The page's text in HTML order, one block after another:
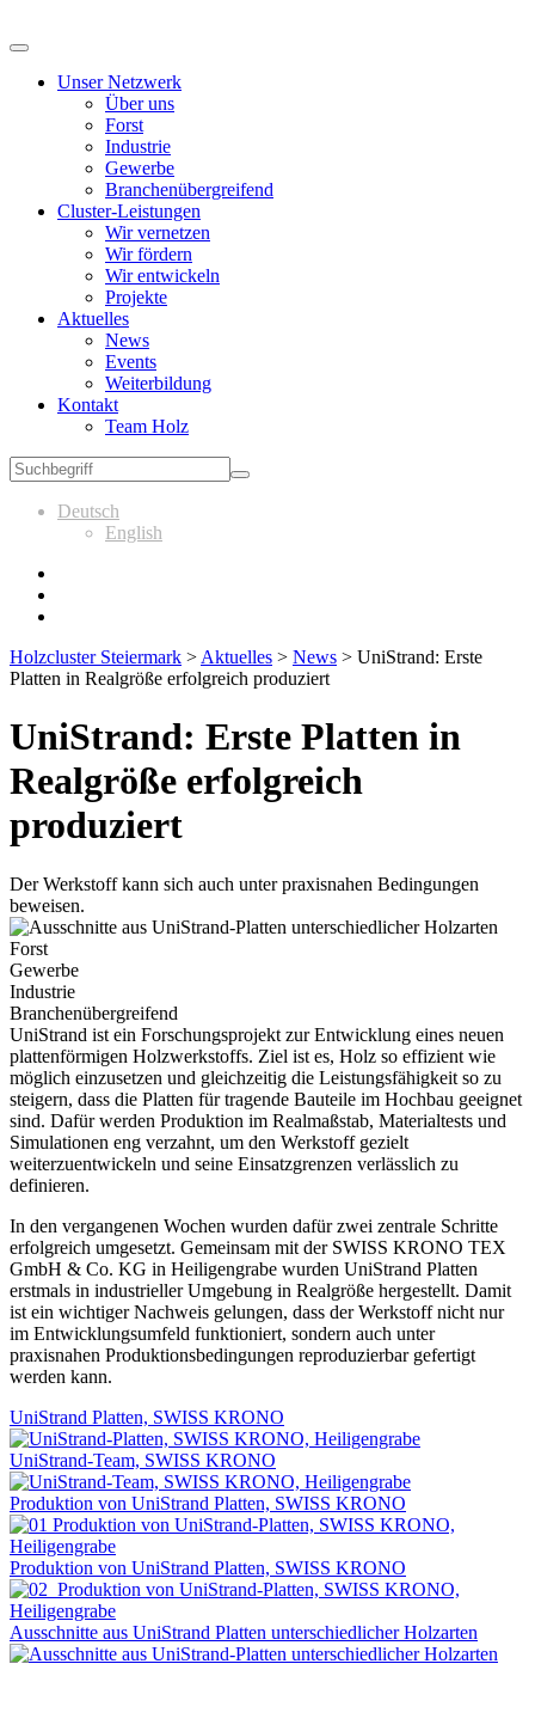
Unser Netzwerk
Über uns
Forst
Industrie
Gewerbe
Branchenübergreifend
Cluster-Leistungen
Wir vernetzen
Wir fördern
Wir entwickeln
Projekte
Aktuelles
News
Events
Weiterbildung
Kontakt
Team Holz
Deutsch
English
Holzcluster Steiermark > Aktuelles > News > UniStrand: Erste
Platten in Realgröße erfolgreich produziert
UniStrand: Erste Platten in
Realgröße erfolgreich
produziert
Der Werkstoff kann sich auch unter praxisnahen Bedingungen
beweisen.
Forst
Gewerbe
Industrie
Branchenübergreifend
UniStrand ist ein Forschungsprojekt zur Entwicklung eines neuen
plattenförmigen Holzwerkstoffs. Ziel ist es, Holz so effizient wie
möglich einzusetzen und gleichzeitig die Leistungsfähigkeit so zu
steigern, dass die Platten für tragende Bauteile im Hochbau geeignet
sind. Dafür werden Produktion im Realmaßstab, Materialtests und
Simulationen eng verzahnt, um den Werkstoff gezielt
weiterzuentwickeln und seine Einsatzgrenzen verlässlich zu
definieren.
In den vergangenen Wochen wurden dafür zwei zentrale Schritte
erfolgreich umgesetzt. Gemeinsam mit der SWISS KRONO TEX
GmbH & Co. KG in Heiligengrabe wurden UniStrand Platten
erstmals in industrieller Umgebung in Realgröße hergestellt. Damit
ist ein wichtiger Nachweis gelungen, dass der Werkstoff nicht nur
im Entwicklungsumfeld funktioniert, sondern auch unter
praxisnahen Produktionsbedingungen reproduzierbar gefertigt
werden kann.
UniStrand Platten, SWISS KRONO
UniStrand-Team, SWISS KRONO
Produktion von UniStrand Platten, SWISS KRONO
Produktion von UniStrand Platten, SWISS KRONO
Ausschnitte aus UniStrand Platten unterschiedlicher Holzarten